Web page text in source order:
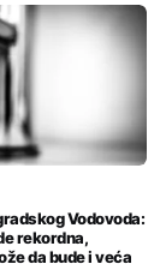
Vodovoda:
rekordna,
da bude i veća